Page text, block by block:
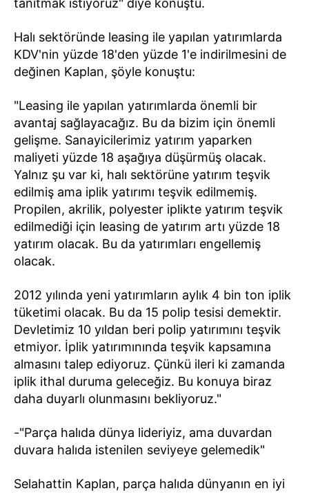
tanıtmak istiyoruz" diye konuştu.
Halı sektöründe leasing ile yapılan yatırımlarda
KDV'nin yüzde 18'den yüzde 1'e indirilmesini de
değinen Kaplan, şöyle konuştu:
"Leasing ile yapılan yatırımlarda önemli bir
avantaj sağlayacağız. Bu da bizim için önemli
gelişme. Sanayicilerimiz yatırım yaparken
maliyeti yüzde 18 aşağıya düşürmüş olacak.
Yalnız şu var ki, halı sektörüne yatırım teşvik
edilmiş ama iplik yatırımı teşvik edilmemiş.
Propilen, akrilik, polyester iplikte yatırım teşvik
edilmediği için leasing de yatırım artı yüzde 18
yatırım olacak. Bu da yatırımları engellemiş
olacak.
2012 yılında yeni yatırımların aylık 4 bin ton iplik
tüketimi olacak. Bu da 15 polip tesisi demektir.
Devletimiz 10 yıldan beri polip yatırımını teşvik
etmiyor. İplik yatırımınında teşvik kapsamına
almasını talep ediyoruz. Çünkü ileri ki zamanda
iplik ithal duruma geleceğiz. Bu konuya biraz
daha duyarlı olunmasını bekliyoruz."
-"Parça halıda dünya lideriyiz, ama duvardan
duvara halıda istenilen seviyeye gelemedik"
Selahattin Kaplan, parça halıda dünyanın en iyi